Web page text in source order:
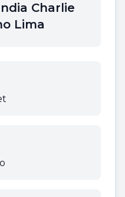
Charlie
Lima